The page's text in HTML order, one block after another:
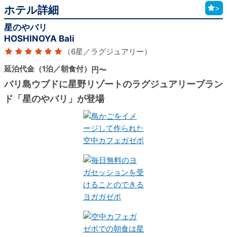
ホテル詳細 >
星のやバリ
HOSHINOYA Bali
（6星／ラグジュアリー）
延泊代金（1泊／朝食付） 円〜
バリ島ウブドに星野リゾートのラグジュアリーブラン
ド「星のやバリ」が登場